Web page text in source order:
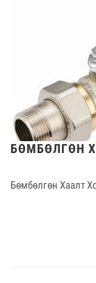
БӨМБӨЛГӨН
Бөмбөлгөн Хаалт